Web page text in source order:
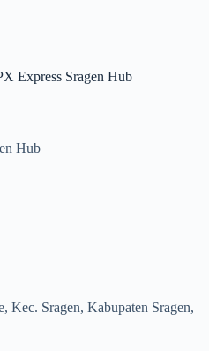
Express Sragen Hub
Hub
Kec. Sragen, Kabupaten Sragen,